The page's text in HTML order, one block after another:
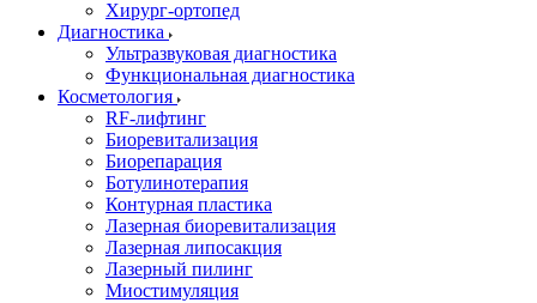
Хирург-ортопед
Диагностика
Ультразвуковая диагностика
Функциональная диагностика
Косметология
RF-лифтинг
Биоревитализация
Биорепарация
Ботулинотерапия
Контурная пластика
Лазерная биоревитализация
Лазерная липосакция
Лазерный пилинг
Миостимуляция